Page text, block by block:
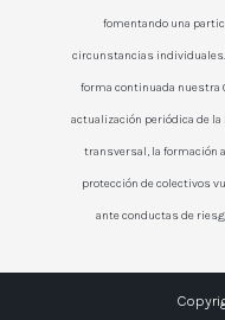
fomentando una
circunstancias
forma continuada nuestra
actualización periódica de la
transversal, la formación
protección de colectivos
ante conductas de